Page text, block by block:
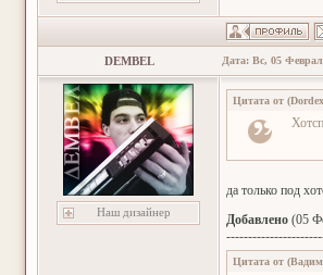
DEMBEL Дата: Вс, 05
Наш дизайнер
Цитата от (Dordex
да только под
Добавлено (05
Цитата от (Вадим